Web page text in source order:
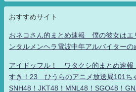
おすすめサイト
おネコさん的まとめ速報 僕の彼女はエ
ンタルメンヘラ電波中年アルバイター
アイドッフル！ ワタクシ的まとめ速
すき！23 ひうらのアニメ放送局101ち
SNH48！JKT48！MNL48！SGO48！